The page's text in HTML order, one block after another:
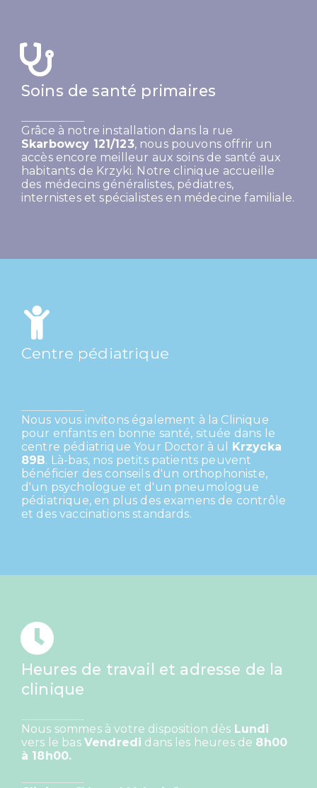
Soins de santé primaires
Grâce à notre installation dans la rue
Skarbowcy 121/123, nous pouvons offrir un
accès encore meilleur aux soins de santé aux
habitants de Krzyki. Notre clinique accueille
des médecins généralistes, pédiatres,
internistes et spécialistes en médecine familiale.
Centre pédiatrique
Nous vous invitons également à la Clinique
pour enfants en bonne santé, située dans le
centre pédiatrique Your Doctor à ul Krzycka
89B. Là-bas, nos petits patients peuvent
bénéficier des conseils d'un orthophoniste,
d'un psychologue et d'un pneumologue
pédiatrique, en plus des examens de contrôle
et des vaccinations standards.
Heures de travail et adresse de la
clinique
Nous sommes à votre disposition dès Lundi
vers le bas Vendredi dans les heures de 8h00
à 18h00.